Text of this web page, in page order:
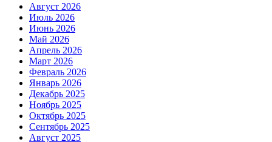
Август 2026
Июль 2026
Июнь 2026
Май 2026
Апрель 2026
Март 2026
Февраль 2026
Январь 2026
Декабрь 2025
Ноябрь 2025
Октябрь 2025
Сентябрь 2025
Август 2025